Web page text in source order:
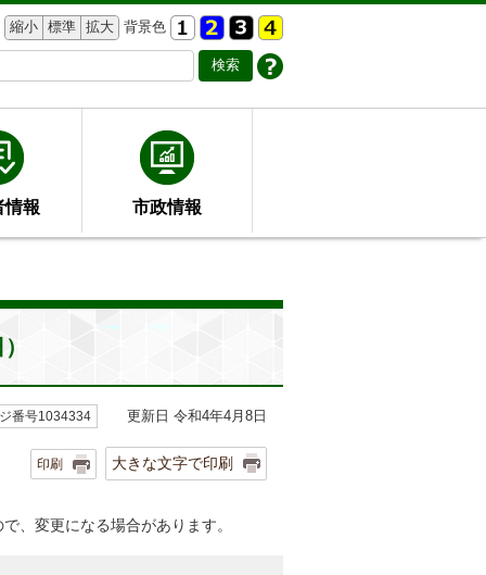
縮小 標準 拡大 背景色
情報 市政情報
番号1034334 更新日 令和4年4月8日
印刷 大きな文字で印刷
、変更になる場合があります。